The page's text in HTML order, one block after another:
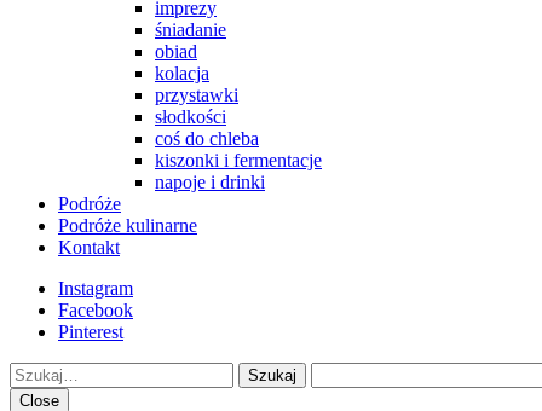
imprezy
śniadanie
obiad
kolacja
przystawki
słodkości
coś do chleba
kiszonki i fermentacje
napoje i drinki
Podróże
Podróże kulinarne
Kontakt
Instagram
Facebook
Pinterest
Szukaj
Close